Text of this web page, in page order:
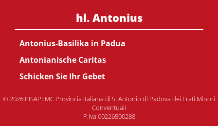
hl. Antonius
Antonius-Basilika in Padua
Antonianische Caritas
Schicken Sie Ihr Gebet
© 2026 PISAPFMC Provincia Italiana di S. Antonio di Padova dei Frati Minori
Conventuali
P.Iva 00226500288